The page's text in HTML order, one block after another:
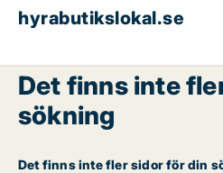
hyrabutikslokal.se
Det finns inte
sökning
Det finns inte fler sidor för din